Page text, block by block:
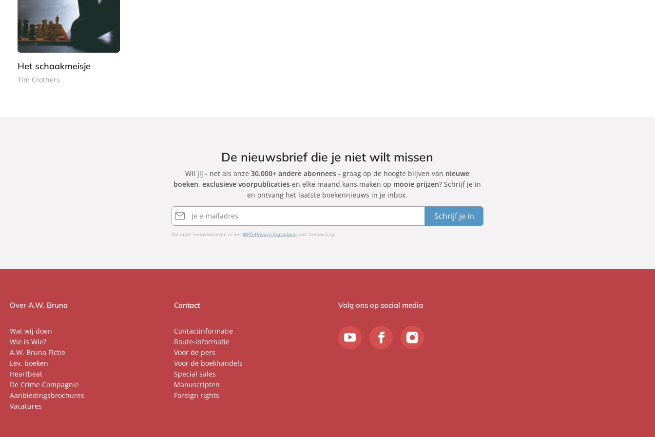
Het schaakmeisje
Tim Crothers
De nieuwsbrief die je niet wilt missen
Wil jij - net als onze30.000+ andere abonnees - graag op de hoogte blijven van nieuwe
boeken,exclusieve voorpublicaties en elke maand kans maken op mooie prijzen? Schrijf je in
en ontvang het laatste boekennieuws in je inbox.
E-
mailadres
Schrijf je in
Op onze nieuwsbrieven is het WPG Privacy Statementvan toepassing.
Over A.W. Bruna
Wat wij doen
Wie is Wie?
A.W. Bruna Fictie
Lev. boeken
Heartbeat
De Crime Compagnie
Aanbiedingsbrochures
Vacatures
Contact
Contactinformatie
Route-informatie
Voor de pers
Voor de boekhandels
Special sales
Manuscripten
Foreign rights
Volg ons op social media